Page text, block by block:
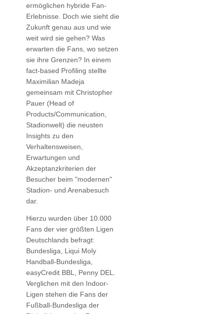
ermöglichen hybride Fan-
Erlebnisse. Doch wie sieht die
Zukunft genau aus und wie
weit wird sie gehen? Was
erwarten die Fans, wo setzen
sie ihre Grenzen? In einem
fact-based Profiling stellte
Maximilian Madeja
gemeinsam mit Christopher
Pauer (Head of
Products/Communication,
Stadionwelt) die neusten
Insights zu den
Verhaltensweisen,
Erwartungen und
Akzeptanzkriterien der
Besucher beim "modernen"
Stadion- und Arenabesuch
dar.
Hierzu wurden über 10.000
Fans der vier größten Ligen
Deutschlands befragt:
Bundesliga, Liqui Moly
Handball-Bundesliga,
easyCredit BBL, Penny DEL.
Verglichen mit den Indoor-
Ligen stehen die Fans der
Fußball-Bundesliga der